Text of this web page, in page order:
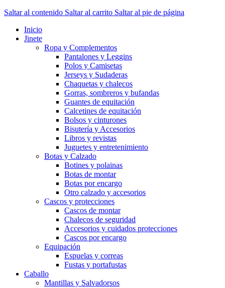
Saltar al contenido Saltar al carrito Saltar al pie de página
Inicio
Jinete
Ropa y Complementos
Pantalones y Leggins
Polos y Camisetas
Jerseys y Sudaderas
Chaquetas y chalecos
Gorras, sombreros y bufandas
Guantes de equitación
Calcetines de equitación
Bolsos y cinturones
Bisutería y Accesorios
Libros y revistas
Juguetes y entretenimiento
Botas y Calzado
Botines y polainas
Botas de montar
Botas por encargo
Otro calzado y accesorios
Cascos y protecciones
Cascos de montar
Chalecos de seguridad
Accesorios y cuidados protecciones
Cascos por encargo
Equipación
Espuelas y correas
Fustas y portafustas
Caballo
Mantillas y Salvadorsos